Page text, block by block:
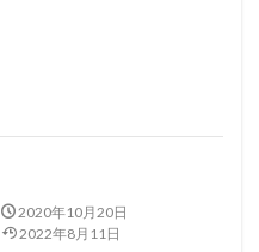
2020年10月20日
2022年8月11日